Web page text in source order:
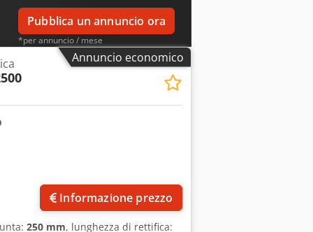
Pubblica un annuncio ora
*per annuncio / mese
Annuncio economico
Informazione prezzo
250 mm, lunghezza di rettifica: